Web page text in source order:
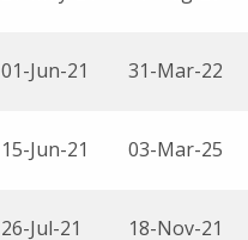
01-Jun-21 31-Mar-22
15-Jun-21 03-Mar-25
26-Jul-21 18-Nov-21